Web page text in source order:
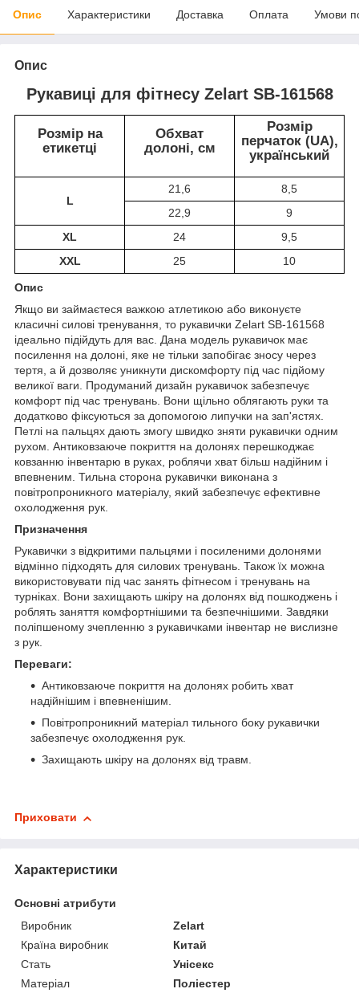
Опис Характеристики Доставка Оплата Умови
Опис
Рукавиці для фітнесу Zelart SB-161568
Розмір на
етикетці
Обхват
долоні, см
Розмір
перчаток (UA),
український
L
21,6
8,5
22,9
9
XL
24
9,5
XXL
25 10
Опис
Якщо ви займаєтеся важкою атлетикою або виконуєте
класичні силові тренування, то рукавички Zelart SB-161568
ідеально підійдуть для вас. Дана модель рукавичок має
посилення на долоні, яке не тільки запобігає зносу через
тертя, а й дозволяє уникнути дискомфорту під час підйому
великої ваги. Продуманий дизайн рукавичок забезпечує
комфорт під час тренувань. Вони щільно облягають руки та
додатково фіксуються за допомогою липучки на зап'ястях.
Петлі на пальцях дають змогу швидко зняти рукавички одним
рухом. Антиковзаюче покриття на долонях перешкоджає
ковзанню інвентарю в руках, роблячи хват більш надійним і
впевненим. Тильна сторона рукавички виконана з
повітропроникного матеріалу, який забезпечує ефективне
охолодження рук.
Призначення
Рукавички з відкритими пальцями і посиленими долонями
відмінно підходять для силових тренувань. Також їх можна
використовувати під час занять фітнесом і тренувань на
турніках. Вони захищають шкіру на долонях від пошкоджень і
роблять заняття комфортнішими та безпечнішими. Завдяки
поліпшеному зчепленню з рукавичками інвентар не вислизне
з рук.
Переваги:
Антиковзаюче покриття на долонях робить хват
надійнішим і впевненішим.
Повітропроникний матеріал тильного боку рукавички
забезпечує охолодження рук.
Захищають шкіру на долонях від травм.
Приховати
Характеристики
Основні атрибути
Виробник
Zelart
Країна виробник
Китай
Стать
Унісекс
Матеріал
Поліестер